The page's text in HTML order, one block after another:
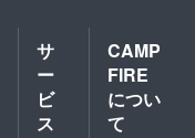
ンライ
ンによ
る参加
の可否
につい
ては、
にて告
知をさ
せてい
ただき
ます。
・ 今
回のイ
・ 日
程はま
だ決
まって
いませ
んが、
昨年度
よって
様々で
す。
【過去
の実施
例：愛
も向け
のイベ
ント
は、仮
想の街
でよの
なかの
のイベ
ント参
加費は
1000
円、こ
サ
ー
ビ
ス
CAMP
FIRE
につい
て